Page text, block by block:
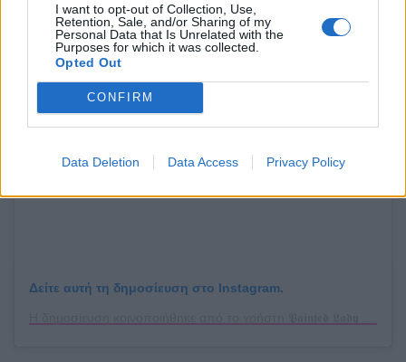
I want to opt-out of Collection, Use,
Retention, Sale, and/or Sharing of my
Personal Data that Is Unrelated with the
Purposes for which it was collected.
Opted Out
CONFIRM
Data Deletion Data Access Privacy Policy
Δείτε αυτή τη δημοσίευση στο Instagram.